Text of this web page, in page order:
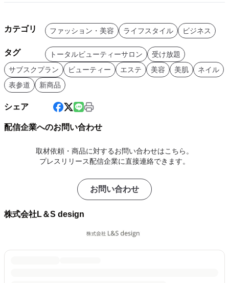
カテゴリ ファッション・美容 ライフスタイル ビジネス
タグ トータルビューティーサロン
受け放題
サブスクプラン
ビューティー エステ 美容 美肌
ネイル
表参道
新商品
シェア
配信企業へのお問い合わせ
取材依頼・商品に対するお問い合わせはこちら。
プレスリリース配信企業に直接連絡できます。
お問い合わせ
株式会社L＆S design